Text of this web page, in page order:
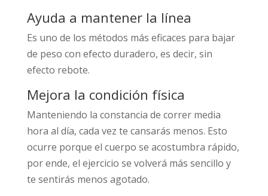
Ayuda a mantener la línea
Es uno de los métodos más eficaces para bajar
de peso con efecto duradero, es decir, sin
efecto rebote.
Mejora la condición física
Manteniendo la constancia de correr media
hora al día, cada vez te cansarás menos. Esto
ocurre porque el cuerpo se acostumbra rápido,
por ende, el ejercicio se volverá más sencillo y
te sentirás menos agotado.